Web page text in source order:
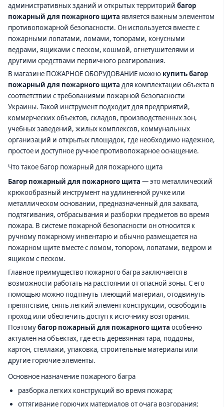
административных зданий и открытых территорий багор
пожарный для пожарного щита является важным элементом
противопожарной безопасности. Он используется вместе с
пожарными лопатами, ломами, топорами, конусными
ведрами, ящиками с песком, кошмой, огнетушителями и
другими средствами первичного реагирования.
В магазине ПОЖАРНОЕ ОБОРУДОВАНИЕ можно купить багор
пожарный для пожарного щита для комплектации объекта в
соответствии с требованиями пожарной безопасности
Украины. Такой инструмент подходит для предприятий,
коммерческих объектов, складов, производственных зон,
учебных заведений, жилых комплексов, коммунальных
организаций и открытых площадок, где необходимо надежное,
простое и доступное ручное противопожарное оснащение.
Что такое багор пожарный для пожарного щита
Багор пожарный для пожарного щита — это металлический
крюкообразный инструмент на удлиненной ручке или
металлическом основании, предназначенный для захвата,
подтягивания, отбрасывания и разборки предметов во время
пожара. В системе пожарной безопасности он относится к
ручному пожарному инвентарю и обычно размещается на
пожарном щите вместе с ломом, топором, лопатами, ведром и
ящиком с песком.
Главное преимущество пожарного багра заключается в
возможности работать на расстоянии от опасной зоны. С его
помощью можно подтянуть тлеющий материал, отодвинуть
препятствие, снять легкий элемент конструкции, освободить
проход или обеспечить доступ к источнику возгорания.
Поэтомубагор пожарный для пожарного щита особенно
актуален на объектах, где есть деревянная тара, поддоны,
картон, стеллажи, упаковка, строительные материалы или
другие горючие элементы.
Основное назначение пожарного багра
разборка легких конструкций во время пожара;
оттягивание горючих материалов от очага возгорания;